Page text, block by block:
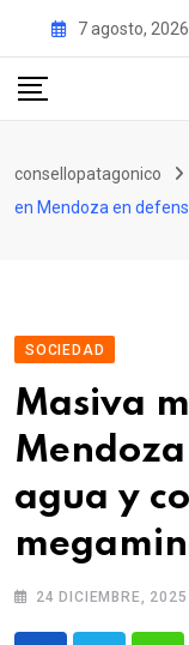
content
7 agosto, 2026
consellopatagonico
en Mendoza en
SOCIEDAD
Masiva
agua y
24 DICIEMBRE, 2025